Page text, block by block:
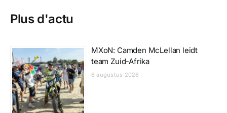
Plus d'actu
MXoN: Camden McLellan leidt
team Zuid-Afrika
6 augustus 2026